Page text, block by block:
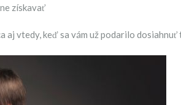
získavať
vtedy, keď sa vám už podarilo